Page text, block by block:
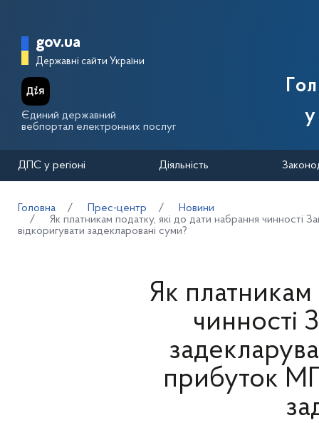
Головна сторінка Державної
gov.ua
Державні сайти України
Єдиний державний
вебпортал електронних послуг
ДПС у регіоні Діяльність
Головна Прес-центр
Новини
Як платникам податку, які до дати набрання чинності
відкоригувати задекларовані суми?
Як платникам
чинності
прибуток